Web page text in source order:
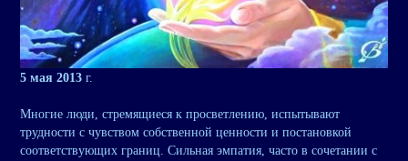
5 мая 2013 г.
Многие люди, стремящиеся к просветлению, испытывают
трудности с чувством собственной ценности и постановкой
соответствующих границ. Сильная эмпатия, часто в сочетании с